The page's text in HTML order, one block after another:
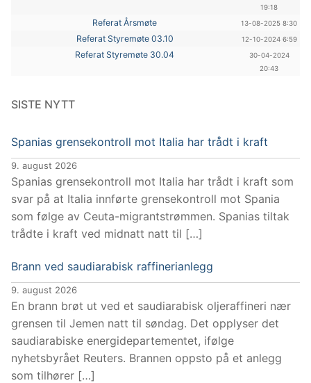
19:18
Referat Årsmøte 13-08-2025 8:30
Referat Styremøte 03.10 12-10-2024 6:59
Referat Styremøte 30.04
30-04-2024
20:43
SISTE NYTT
Spanias grensekontroll mot Italia har trådt i kraft
9. august 2026
Spanias grensekontroll mot Italia har trådt i kraft som
svar på at Italia innførte grensekontroll mot Spania
som følge av Ceuta-migrantstrømmen. Spanias tiltak
trådte i kraft ved midnatt natt til […]
Brann ved saudiarabisk raffinerianlegg
9. august 2026
En brann brøt ut ved et saudiarabisk oljeraffineri nær
grensen til Jemen natt til søndag. Det opplyser det
saudiarabiske energidepartementet, ifølge
nyhetsbyrået Reuters. Brannen oppsto på et anlegg
som tilhører […]